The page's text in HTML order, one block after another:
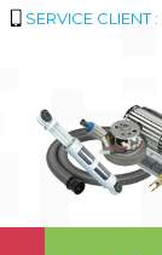
SERVICE CLIENT :